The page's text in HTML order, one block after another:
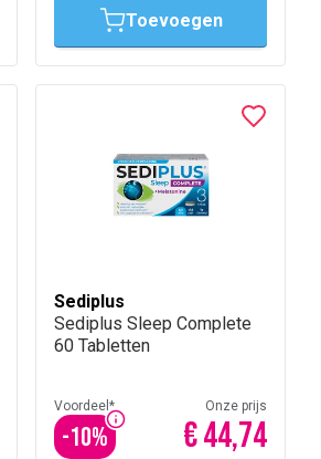
Toevoegen
Sediplus
Sediplus Sleep Complete
60 Tabletten
Voordeel*
-10%
Onze prijs
€ 44,74